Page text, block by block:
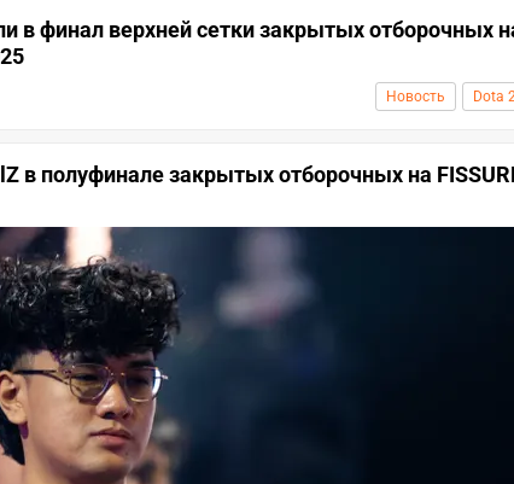
в финал верхней сетки закрытых отборочных
Новость Dota
в полуфинале закрытых отборочных на